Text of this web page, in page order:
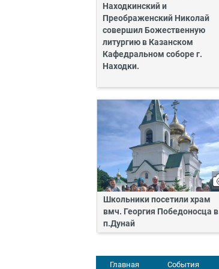
Находкинский и
Преображенский Николай
совершил Божественную
литургию в Казанском
Кафедральном соборе г.
Находки.
Школьники посетили храм
вмч. Георгия Победоносца в
п.Дунай
Главная События